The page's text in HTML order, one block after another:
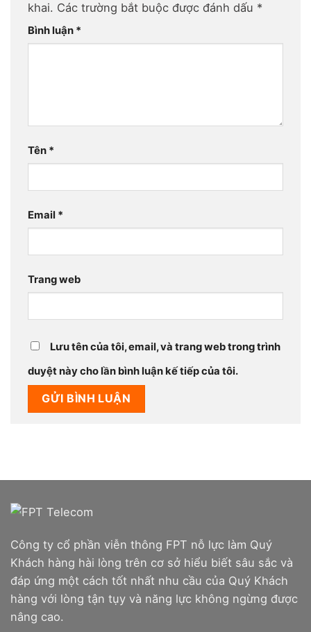
khai. Các trường bắt buộc được đánh dấu *
Bình luận *
Tên *
Email *
Trang web
Lưu tên của tôi, email, và trang web trong trình
duyệt này cho lần bình luận kế tiếp của tôi.
Công ty cổ phần viễn thông FPT nỗ lực làm Quý
Khách hàng hài lòng trên cơ sở hiểu biết sâu sắc và
đáp ứng một cách tốt nhất nhu cầu của Quý Khách
hàng với lòng tận tụy và năng lực không ngừng được
nâng cao.